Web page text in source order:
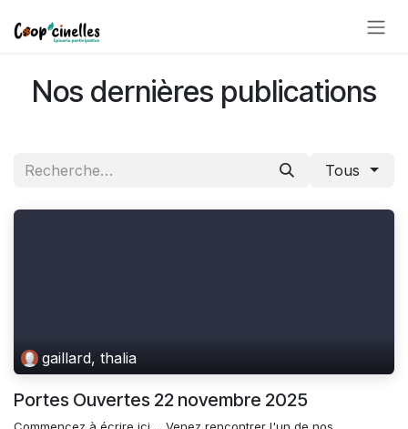
Nos dernières publications
Tous
gaillard, thalia
Portes Ouvertes 22 novembre 2025
Commencez à écrire ici ... Venez rencontrer l'un de nos